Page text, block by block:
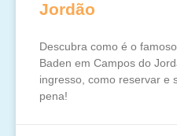
Jordão
Descubra como é o
Baden em Campos do
ingresso, como reservar e
pena!